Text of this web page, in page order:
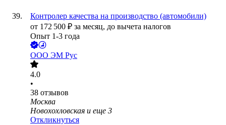
Контролер качества на производство (автомобили)
от 172 500 ₽ за месяц, до вычета налогов
Опыт 1-3 года
ООО ЭМ Рус
4.0
•
38 отзывов
Москва
Новохохловская и еще 3
Откликнуться